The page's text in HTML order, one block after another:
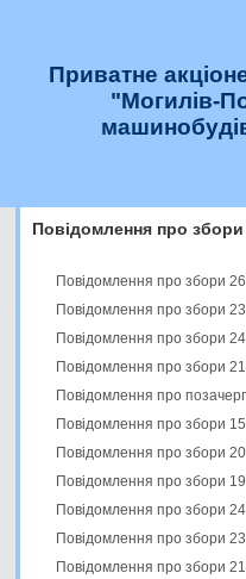
Приватне
"Могилів-
Повідомлення про збори
Повідомлення про збори
Повідомлення про збори
Повідомлення про збори
Повідомлення про збори
Повідомлення про
Повідомлення про збори
Повідомлення про збори
Повідомлення про збори
Повідомлення про збори
Повідомлення про збори
Повідомлення про збори